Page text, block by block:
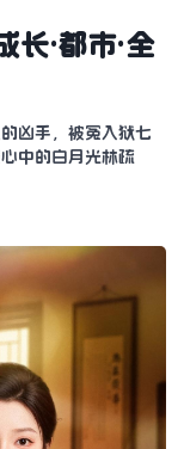
长·都市·全
凶手，被冤入狱七
中的白月光林疏